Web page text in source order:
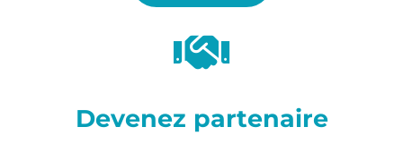
Devenez partenaire